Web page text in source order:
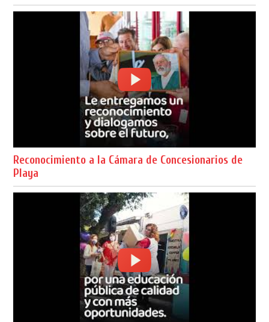
Reconocimiento a la Cámara de Concesionarios de
Playa